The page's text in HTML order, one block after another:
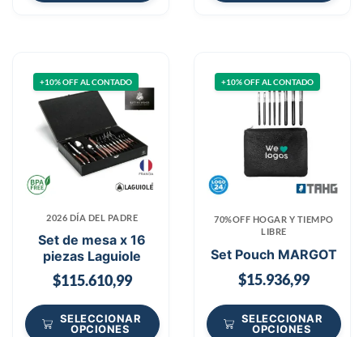
+10% OFF AL CONTADO
2026 DÍA DEL PADRE
Set de mesa x 16
piezas Laguiole
$115.610,99
SELECCIONAR
OPCIONES
+10% OFF AL CONTADO
70%OFF HOGAR Y TIEMPO
LIBRE
Set Pouch MARGOT
$15.936,99
SELECCIONAR
OPCIONES